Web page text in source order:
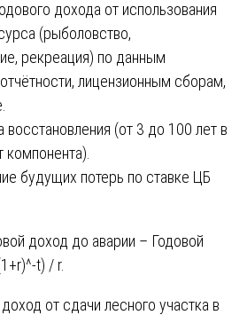
дохода от использования
(рыболовство,
рекреация) по данным
лицензионным сборам,
восстановления (от 3 до 100 лет в
компонента).
будущих потерь по ставке ЦБ
доход до аварии – Годовой
t) / r.
от сдачи лесного участка в